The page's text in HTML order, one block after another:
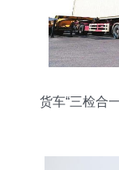
货车“三检合